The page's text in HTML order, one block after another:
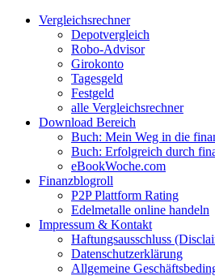
Zum
Facebook
Twitter
Instagram
Pinterest
YouTubeVergleichsrechner
Depotvergleich
Robo-Advisor
Girokonto
Tagesgeld
Festgeld
alle Vergleichsrechner
Download Bereich
Buch: Mein Weg in die
Buch: Erfolgreich durch
eBookWoche.com
Finanzblogroll
P2P Plattform Rating
Edelmetalle online handeln
Impressum & Kontakt
Haftungsausschluss
Datenschutzerklärung
Allgemeine